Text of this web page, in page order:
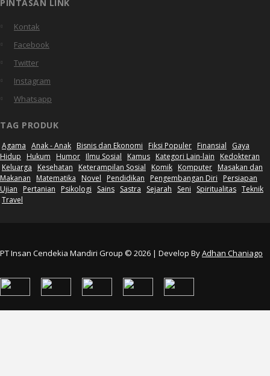
PINTASAN LINK
Kontak
Facebook
Twitter
Instagram
Whatsapp
TAG PRODUK
Agama Anak - Anak Bisnis dan Ekonomi Fiksi Populer Finansial
Gaya
Hidup
Hukum Humor Ilmu Sosial Kamus Kategori Lain-lain
Kedokteran
Keluarga
Kesehatan Keterampilan Sosial Komik Komputer Masakan dan
Makanan
Matematika Novel Pendidikan Pengembangan Diri
Persiapan
Ujian
Pertanian Psikologi Sains Sastra Sejarah Seni Spiritualitas Teknik
Travel
PT Insan Cendekia Mandiri Group © 2026 | Develop ByAdhan Chaniago